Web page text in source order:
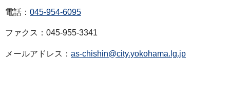
電話： 045-954-6095
ファクス：045-955-3341
メールアドレス： as-chishin@city.yokohama.lg.jp